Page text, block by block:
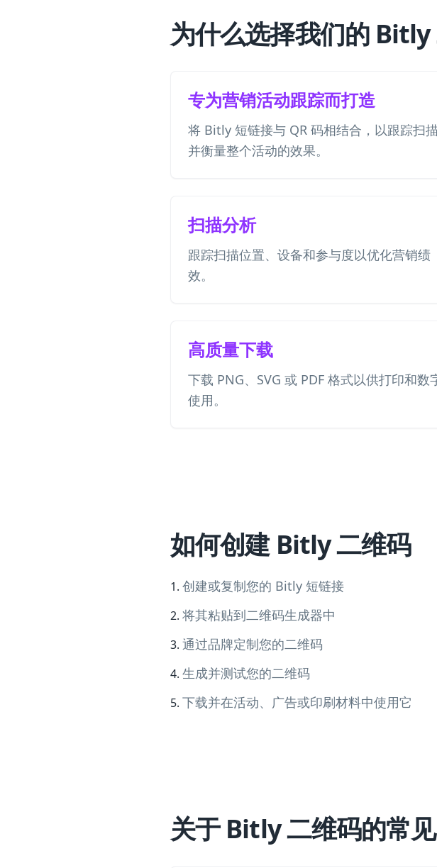
为什么选择我们的 Bitly
专为营销活动跟踪而打造
将 Bitly 短链接与 QR 码相结合，以跟踪扫描
并衡量整个活动的效果。
扫描分析
跟踪扫描位置、设备和参与度以优化营销绩
效。
高质量下载
下载 PNG、SVG 或 PDF 格式以供打印和数
使用。
如何创建 Bitly 二维码
创建或复制您的 Bitly 短链接
将其粘贴到二维码生成器中
通过品牌定制您的二维码
生成并测试您的二维码
下载并在活动、广告或印刷材料中使用它
关于 Bitly 二维码的常